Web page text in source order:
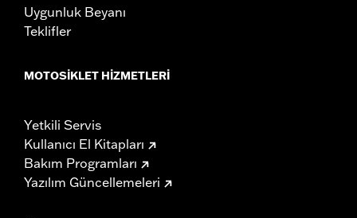
Uygunluk Beyanı
Teklifler
MOTOSIKLET HIZMETLERI
Yetkili Servis
Kullanıcı El Kitapları
Bakım Programları
Yazılım Güncellemeleri